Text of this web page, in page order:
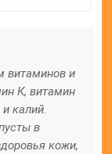
витаминов и
К, витамин
калий.
в
кожи,